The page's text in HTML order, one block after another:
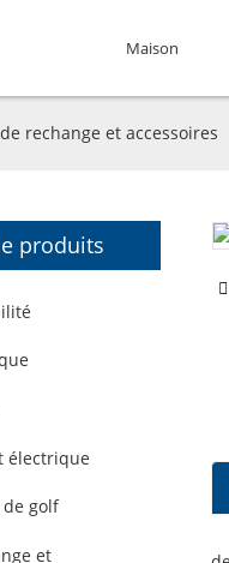
Maison
rechange et accessoires
produits
électrique
golf
et